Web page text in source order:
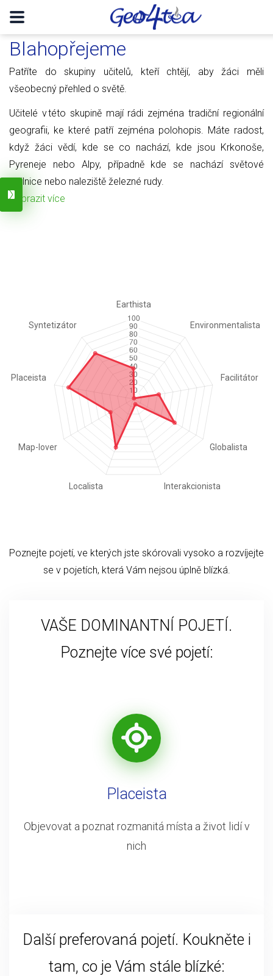
Blahopřejeme
Patříte do skupiny učitelů, kteří chtějí, aby žáci měli
všeobecný přehled o světě.
Učitelé v této skupině mají rádi zejména tradiční regionální
geografii, ke které patří zejména polohopis. Máte radost,
když žáci vědí, kde se co nachází, kde jsou Krkonoše,
Pyreneje nebo Alpy, případně kde se nachází světové
obilnice nebo naleziště železné rudy.
Zobrazit více
Poznejte pojetí, ve kterých jste skórovali vysoko a rozvíjejte
se v pojetích, která Vám nejsou úplně blízká.
VAŠE DOMINANTNÍ POJETÍ.
Poznejte více své pojetí:
Placeista
Objevovat a poznat rozmanitá místa a život lidí v
nich
Další preferovaná pojetí. Koukněte i
tam, co je Vám stále blízké: